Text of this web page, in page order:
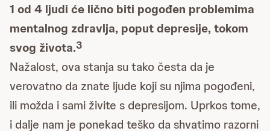
1 od 4 ljudi će lično biti pogođen problemima
mentalnog zdravlja, poput depresije, tokom
svog života.3
Nažalost, ova stanja su tako česta da je
verovatno da znate ljude koji su njima pogođeni,
ili možda i sami živite s depresijom. Uprkos tome,
i dalje nam je ponekad teško da shvatimo razorni